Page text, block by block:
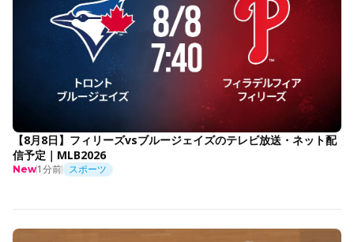
【8月8日】フィリーズvsブルージェイズのテレビ放送・ネット配
信予定｜MLB2026
New1分前 スポーツ